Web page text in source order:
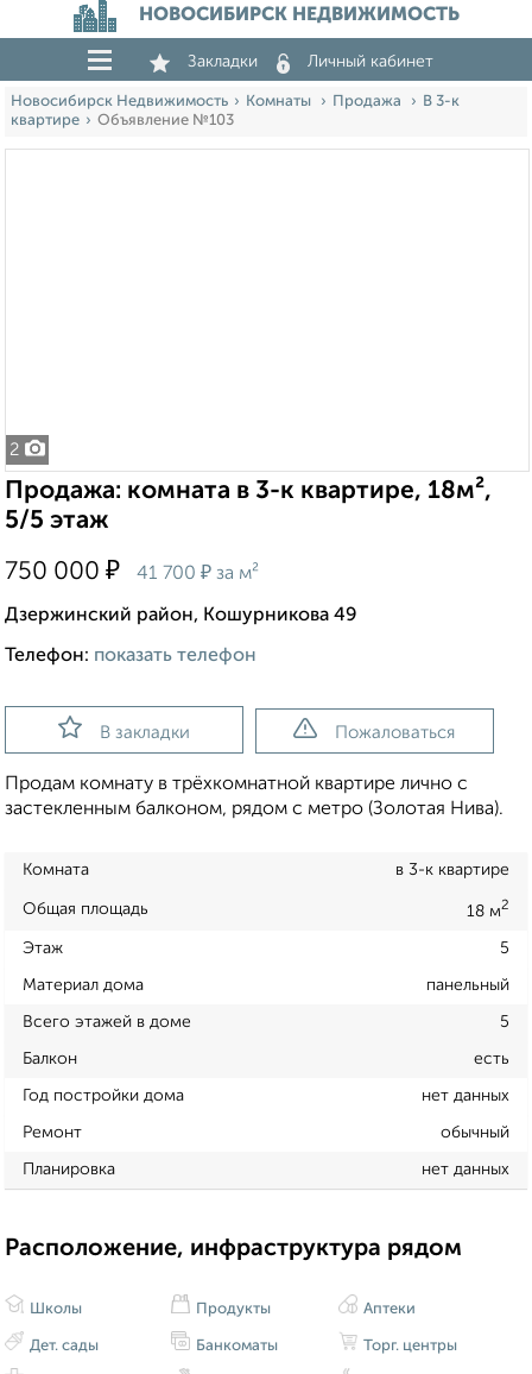
НОВОСИБИРСК НЕДВИЖИМОСТЬ
Закладки Личный кабинет
Новосибирск Недвижимость Комнаты Продажа
В 3-к
квартире
Объявление №103
2
Продажа: комната в 3-к квартире, 18м²,
5/5 этаж
750 000 ₽ 41 700 ₽ за м²
Дзержинский район, Кошурникова 49
Телефон: показать телефон
В закладки Пожаловаться
Продам комнату в трёхкомнатной квартире лично с
застекленным балконом, рядом с метро (Золотая Нива).
Комната в 3-к квартире
Общая площадь 18 м2
Этаж 5
Материал дома панельный
Всего этажей в доме 5
Балкон есть
Год постройки дома нет данных
Ремонт обычный
Планировка нет данных
Расположение, инфраструктура рядом
Школы
Дет. сады
Продукты
Банкоматы
Аптеки
Торг. центры